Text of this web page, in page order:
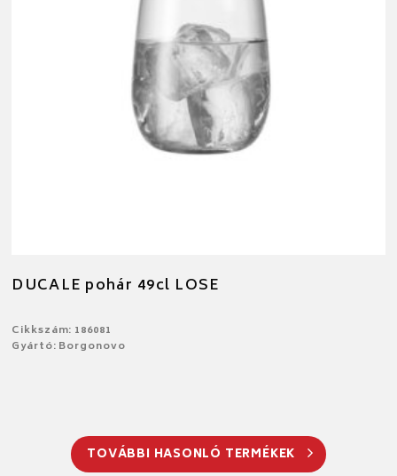
DUCALE pohár 49cl LOSE
Cikkszám: 186081
Gyártó: Borgonovo
TOVÁBBI HASONLÓ TERMÉKEK